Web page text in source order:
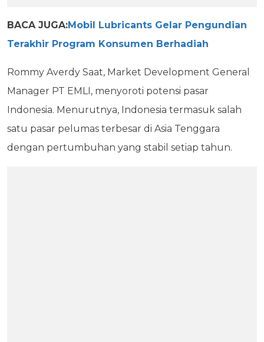
BACA JUGA:Mobil Lubricants Gelar Pengundian
Terakhir Program Konsumen Berhadiah
Rommy Averdy Saat, Market Development General
Manager PT EMLI, menyoroti potensi pasar
Indonesia. Menurutnya, Indonesia termasuk salah
satu pasar pelumas terbesar di Asia Tenggara
dengan pertumbuhan yang stabil setiap tahun.